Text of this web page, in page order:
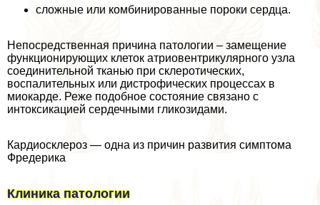
сложные или комбинированные пороки сердца.
Непосредственная причина патологии – замещение
функционирующих клеток атриовентрикулярного узла
соединительной тканью при склеротических,
воспалительных или дистрофических процессах в
миокарде. Реже подобное состояние связано с
интоксикацией сердечными гликозидами.
Кардиосклероз — одна из причин развития симптома
Фредерика
Клиника патологии